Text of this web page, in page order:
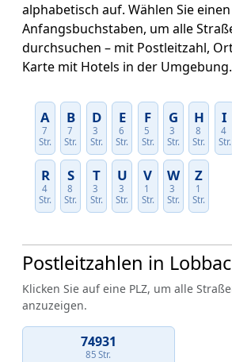
alphabetisch auf. Wählen Sie einen
Anfangsbuchstaben, um alle
durchsuchen – mit Postleitzahl,
Karte mit Hotels in der Umgebung.
A
7
Str.
B
7
Str.
D
3
Str.
E
6
Str.
F
5
Str.
G
3
Str.
H
8
Str.
I
4
Str.
R
4
Str.
S
8
Str.
T
3
Str.
U
3
Str.
V
1
Str.
W
3
Str.
Z
1
Str.
Postleitzahlen in
Klicken Sie auf eine PLZ, um alle
anzuzeigen.
74931
85 Str.